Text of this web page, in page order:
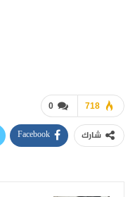
0 718
شارك Facebook